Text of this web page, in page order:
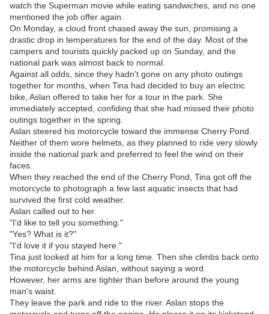
watch the Superman movie while eating sandwiches, and no one
mentioned the job offer again.
On Monday, a cloud front chased away the sun, promising a
drastic drop in temperatures for the end of the day. Most of the
campers and tourists quickly packed up on Sunday, and the
national park was almost back to normal.
Against all odds, since they hadn't gone on any photo outings
together for months, when Tina had decided to buy an electric
bike, Aslan offered to take her for a tour in the park. She
immediately accepted, confiding that she had missed their photo
outings together in the spring.
Aslan steered his motorcycle toward the immense Cherry Pond.
Neither of them wore helmets, as they planned to ride very slowly
inside the national park and preferred to feel the wind on their
faces.
When they reached the end of the Cherry Pond, Tina got off the
motorcycle to photograph a few last aquatic insects that had
survived the first cold weather.
Aslan called out to her.
"I'd like to tell you something."
"Yes? What is it?"
"I'd love it if you stayed here."
Tina just looked at him for a long time. Then she climbs back onto
the motorcycle behind Aslan, without saying a word.
However, her arms are tighter than before around the young
man's waist.
They leave the park and ride to the river. Aslan stops the